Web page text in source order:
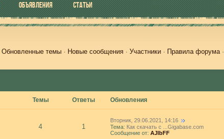
ОБЪЯВЛЕНИЯ СТАТЬИ
Обновленные темы · Новые сообщения · Участники · Правила форума·
Темы Ответы Обновления
4 1
Вторник, 29.06.2021, 14:16
Тема: Как скачать с ...Gigabase.com
Сообщение от: AJlbFF